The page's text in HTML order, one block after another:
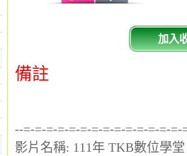
加入
備註
--=-=-=-=-=-=-=-=-=-=-=-=-=-
影片名稱: 111年 TKB數位學